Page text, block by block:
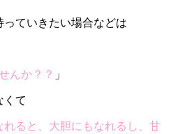
ていきたい場合などは
んか？？ 」
くて
れると、大胆にもなれるし、甘